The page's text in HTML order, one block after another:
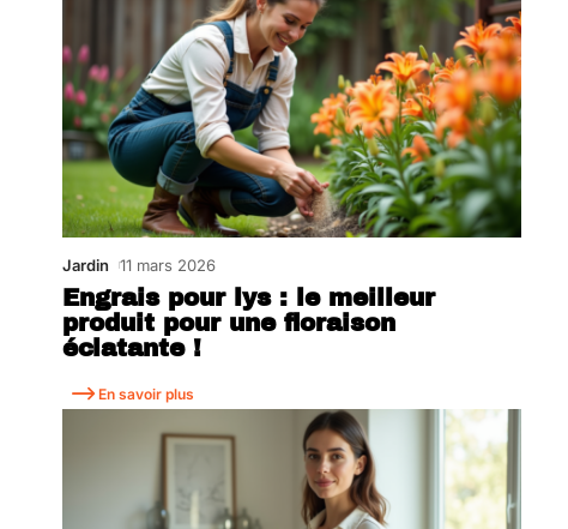
Engrais pour lys : le meilleur
produit pour une floraison
éclatante !
Jardin 11 mars 2026
En savoir plus